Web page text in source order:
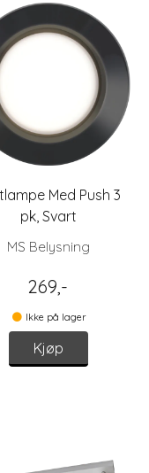
Med Push 3
pk, Svart
MS Belysning
269,-
Ikke på lager
Kjøp